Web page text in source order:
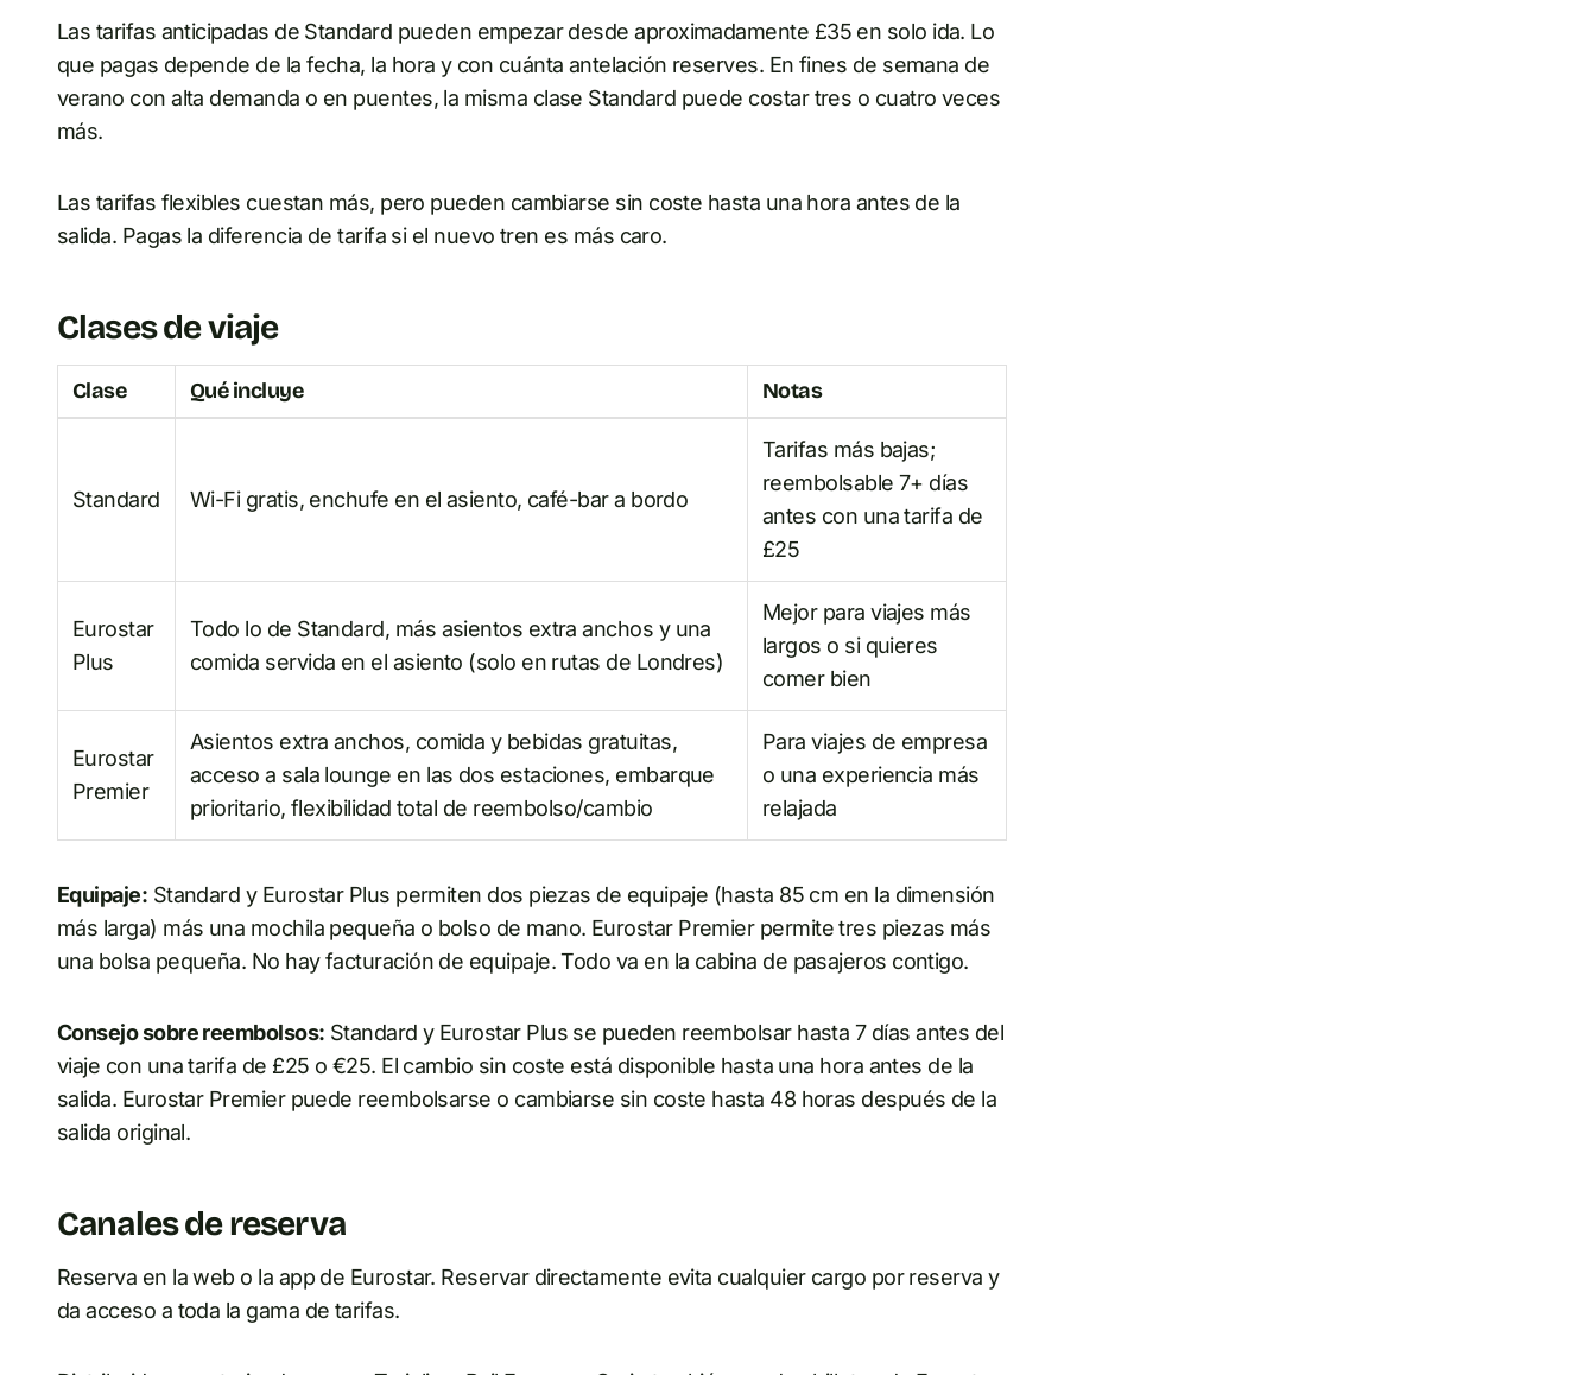
Las tarifas anticipadas de Standard pueden empezar desde aproximadamente £35 en solo ida. Lo
que pagas depende de la fecha, la hora y con cuánta antelación reserves. En fines de semana de
verano con alta demanda o en puentes, la misma clase Standard puede costar tres o cuatro veces
más.
Las tarifas flexibles cuestan más, pero pueden cambiarse sin coste hasta una hora antes de la
salida. Pagas la diferencia de tarifa si el nuevo tren es más caro.
Clases de viaje
Clase Qué incluye Notas
Standard Wi-Fi gratis, enchufe en el asiento, café-bar a bordo
Tarifas más bajas;
reembolsable 7+ días
antes con una tarifa de
£25
Eurostar
Plus
Todo lo de Standard, más asientos extra anchos y una
comida servida en el asiento (solo en rutas de Londres)
Mejor para viajes más
largos o si quieres
comer bien
Eurostar
Premier
Asientos extra anchos, comida y bebidas gratuitas,
acceso a sala lounge en las dos estaciones, embarque
prioritario, flexibilidad total de reembolso/cambio
Para viajes de empresa
o una experiencia más
relajada
Equipaje: Standard y Eurostar Plus permiten dos piezas de equipaje (hasta 85 cm en la dimensión
más larga) más una mochila pequeña o bolso de mano. Eurostar Premier permite tres piezas más
una bolsa pequeña. No hay facturación de equipaje. Todo va en la cabina de pasajeros contigo.
Consejo sobre reembolsos: Standard y Eurostar Plus se pueden reembolsar hasta 7 días antes del
viaje con una tarifa de £25 o €25. El cambio sin coste está disponible hasta una hora antes de la
salida. Eurostar Premier puede reembolsarse o cambiarse sin coste hasta 48 horas después de la
salida original.
Canales de reserva
Reserva en la web o la app de Eurostar. Reservar directamente evita cualquier cargo por reserva y
da acceso a toda la gama de tarifas.